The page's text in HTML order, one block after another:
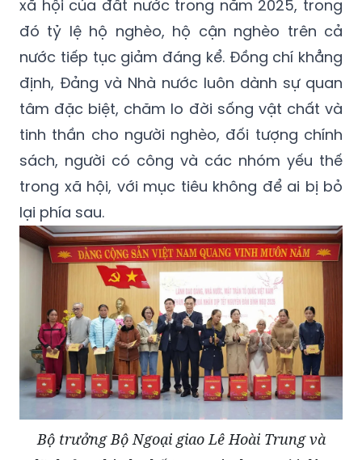
nước tiếp tục giảm đáng kể. Đồng chí khẳng
định, Đảng và Nhà nước luôn dành sự quan
tâm đặc biệt, chăm lo đời sống vật chất và
tinh thần cho người nghèo, đối tượng chính
sách, người có công và các nhóm yếu thế
trong xã hội, với mục tiêu không để ai bị bỏ
lại phía sau.
Bộ trưởng Bộ Ngoại giao Lê Hoài Trung và
lãnh đạo thành phố trao quà cho người dân
Thủy Xuân dịp Tết Nguyên đán Bính Ngọ